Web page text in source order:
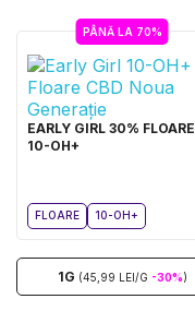
PÂNĂ LA 70%
EARLY GIRL 30% FLOARE
10-OH+
FLOARE 10-OH+
1G (45,99 LEI/G -30%)